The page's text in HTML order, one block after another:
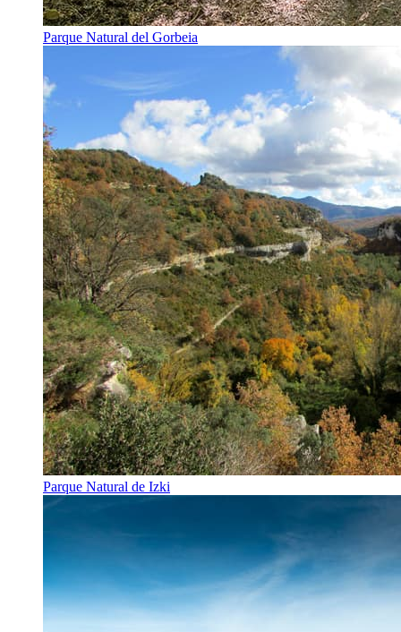
Parque Natural del Gorbeia
Parque Natural de Izki